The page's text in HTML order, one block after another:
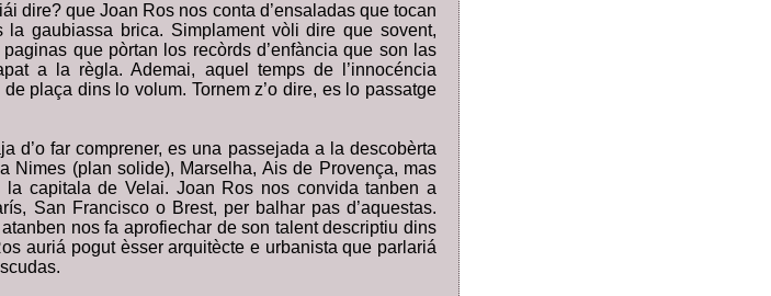
dire? que Joan Ros nos conta d’ensaladas que tocan
gaubiassa brica. Simplament vòli dire que sovent,
que pòrtan los recòrds d’enfància que son las
a la règla. Ademai, aquel temps de l’innocéncia
plaça dins lo volum. Tornem z’o dire, es lo passatge
d’o far comprener, es una passejada a la descobèrta
Nimes (plan solide), Marselha, Ais de Provença, mas
la capitala de Velai. Joan Ros nos convida tanben a
San Francisco o Brest, per balhar pas d’aquestas.
nos fa aprofiechar de son talent descriptiu dins
auriá pogut èsser arquitècte e urbanista que parlariá